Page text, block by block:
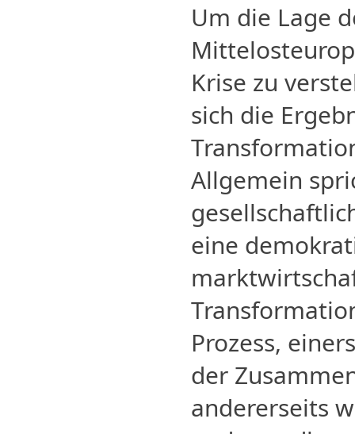
Um die Lage
Krise zu
sich die
Allgemein
eine
Prozess,
der
andererseits